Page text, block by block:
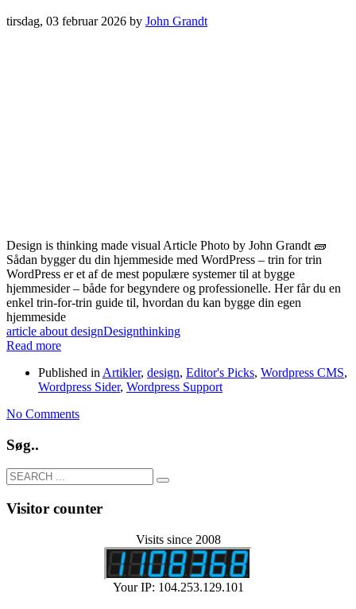
tirsdag, 03 februar 2026 by John Grandt
Design is thinking made visual Article Photo by John Grandt 🧱
Sådan bygger du din hjemmeside med WordPress – trin for trin
WordPress er et af de mest populære systemer til at bygge
hjemmesider – både for begyndere og professionelle. Her får du en
enkel trin-for-trin guide til, hvordan du kan bygge din egen
hjemmeside
article about designDesignthinking
Read more
Published in Artikler, design, Editor's Picks, Wordpress CMS,
Wordpress Sider, Wordpress Support
No Comments
Søg..
Visitor counter
Visits since 2008
Your IP: 104.253.129.101